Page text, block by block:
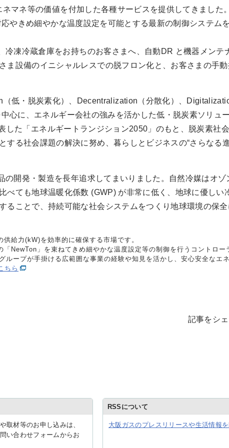
マネ等の価値を付加した各種サービスを提供してきました。
やきめ細やかな温度設定を可能とする最新の制御システム
凍冷蔵倉庫をお持ちのお客さまへ、自動DR と機器メンテ
ま設備のイニシャルレスでの脱フロン化と、お客さまの手
低・脱炭素化）、Decentralization（分散化）、
中心に、エネルギー会社の強みを活かした低・脱炭素ソリュ
た「エネルギートランジション2050」のもと、脱炭素社
する社会課題の解決に努め、暮らしとビジネスの“さらなる
開発・製造を長年追求してまいりました。自然冷媒はオゾ
べても地球温暖化係数 (GWP) が非常に低く、地球に優しい
ることで、持続可能な社会システムをつくり地球環境の保
給力(kW)を効率的に確保する市場です。
NewTon」を束ねてきめ細やかな温度設定等の制御を行うコントロー
ループが手掛ける広範囲な事業の経験や知見を活かし、安心安全なエ
ちら
記事をシ
取材等のお申し込みは、
い合わせフォームからお
RSSについて
大阪ガスのプレスリリースや生活情報